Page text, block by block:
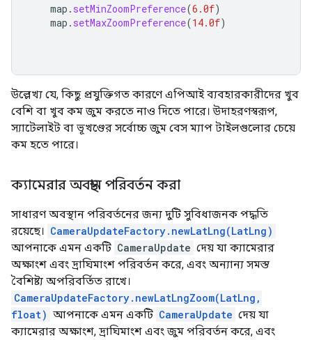
map . setMinZoomPreference(6.0f)
map . setMaxZoomPreference(14.0f)
উল্লেখ্য যে, কিছু প্রযুক্তিগত কারণে এপিআই ব্যবহারকারীদের খুব
বেশি বা খুব কম জুম করতে নাও দিতে পারে। উদাহরণস্বরূপ,
স্যাটেলাইট বা ভূখণ্ডের সর্বোচ্চ জুম বেস ম্যাপ টাইলগুলোর চেয়ে
কম হতে পারে।
ক্যামেরার অবস্থান পরিবর্তন করা
সাধারণ অবস্থান পরিবর্তনের জন্য দুটি সুবিধাজনক পদ্ধতি
রয়েছে। CameraUpdateFactory.newLatLng(LatLng)
আপনাকে এমন একটি CameraUpdate দেয় যা ক্যামেরার
অক্ষাংশ এবং দ্রাঘিমাংশ পরিবর্তন করে, এবং অন্যান্য সমস্ত
বৈশিষ্ট্য অপরিবর্তিত রাখে।
CameraUpdateFactory.newLatLngZoom(LatLng,
float) আপনাকে এমন একটি CameraUpdate দেয় যা
ক্যামেরার অক্ষাংশ, দ্রাঘিমাংশ এবং জুম পরিবর্তন করে, এবং